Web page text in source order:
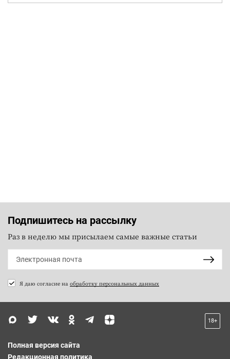
Подпишитесь на рассылку
Раз в неделю мы присылаем самые важные статьи
Я даю согласие на обработку персональных данных
18+
Полная версия сайта
Редакционная политика